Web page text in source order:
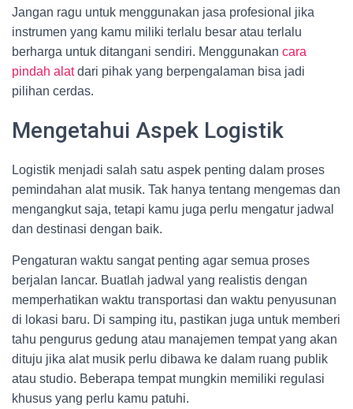
Jangan ragu untuk menggunakan jasa profesional jika
instrumen yang kamu miliki terlalu besar atau terlalu
berharga untuk ditangani sendiri. Menggunakan cara
pindah alatdari pihak yang berpengalaman bisa jadi
pilihan cerdas.
Mengetahui Aspek Logistik
Logistik menjadi salah satu aspek penting dalam proses
pemindahan alat musik. Tak hanya tentang mengemas dan
mengangkut saja, tetapi kamu juga perlu mengatur jadwal
dan destinasi dengan baik.
Pengaturan waktu sangat penting agar semua proses
berjalan lancar. Buatlah jadwal yang realistis dengan
memperhatikan waktu transportasi dan waktu penyusunan
di lokasi baru. Di samping itu, pastikan juga untuk memberi
tahu pengurus gedung atau manajemen tempat yang akan
dituju jika alat musik perlu dibawa ke dalam ruang publik
atau studio. Beberapa tempat mungkin memiliki regulasi
khusus yang perlu kamu patuhi.